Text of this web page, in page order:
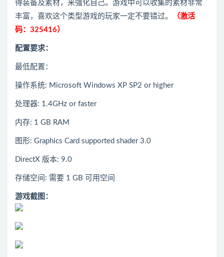
得装备及素材，来强化自己。游戏中可以收集的素材非常
丰富，喜欢这个类型游戏的玩家一定不要错过。
（激活
码：325416）
配置要求：
最低配置：
操作系统: Microsoft Windows XP SP2 or higher
处理器: 1.4GHz or faster
内存: 1 GB RAM
图形: Graphics Card supported shader 3.0
DirectX 版本: 9.0
存储空间: 需要 1 GB 可用空间
游戏截图：